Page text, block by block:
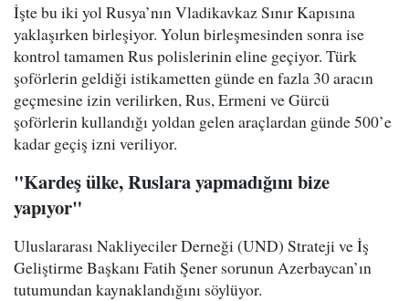
İşte bu iki yol Rusya’nın Vladikavkaz Sınır Kapısına
yaklaşırken birleşiyor. Yolun birleşmesinden sonra ise
kontrol tamamen Rus polislerinin eline geçiyor. Türk
şoförlerin geldiği istikametten günde en fazla 30 aracın
geçmesine izin verilirken, Rus, Ermeni ve Gürcü
şoförlerin kullandığı yoldan gelen araçlardan günde 500’e
kadar geçiş izni veriliyor.
"Kardeş ülke, Ruslara yapmadığını bize
yapıyor"
Uluslararası Nakliyeciler Derneği (UND) Strateji ve İş
Geliştirme Başkanı Fatih Şener sorunun Azerbaycan’ın
tutumundan kaynaklandığını söylüyor.